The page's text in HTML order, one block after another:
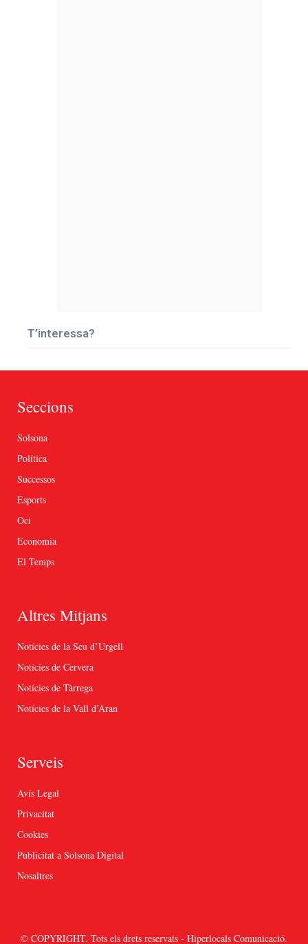
T’interessa?
Seccions
Solsona
Política
Successos
Esports
Oci
Economia
El Temps
Altres Mitjans
Notícies de la Seu d’Urgell
Notícies de Cervera
Notícies de Tàrrega
Notícies de la Vall d’Aran
Serveis
Avís Legal
Privacitat
Cookies
Publicitat a Solsona Digital
Nosaltres
© COPYRIGHT. Tots els drets reservats - Hiperlocals Comunicació.